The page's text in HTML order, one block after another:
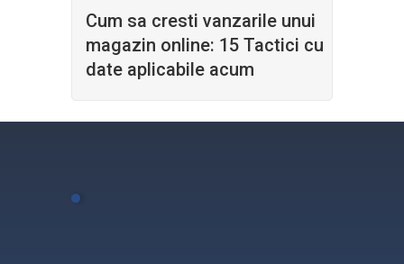
Cum sa cresti vanzarile unui
magazin online: 15 Tactici cu
date aplicabile acum